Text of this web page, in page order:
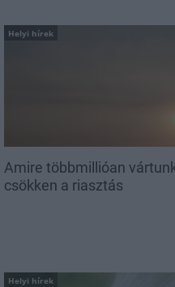
Helyi hírek
Amire többmillióan
csökken a riasztás
Helyi hírek